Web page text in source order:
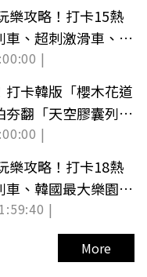
樂攻略！打卡15熱
車、超刺激滑車、韓
|
打卡韓版「櫻木花道
夯翻「天空膠囊列
|
樂攻略！打卡18熱
車、韓國最大樂園、
名單公布）
|
More